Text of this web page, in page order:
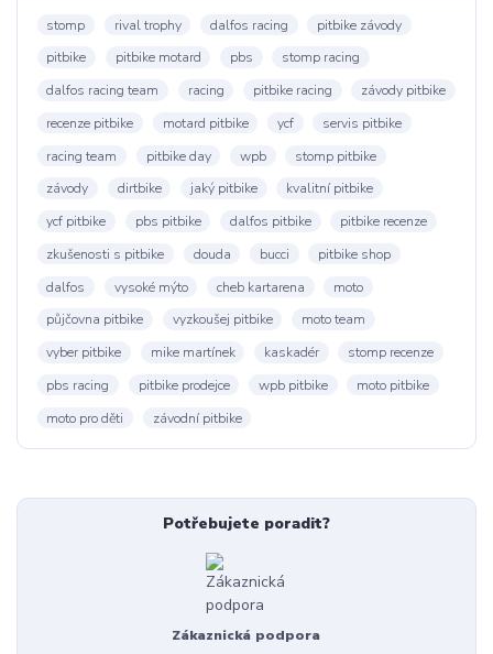
stomp rival trophy dalfos racing
pitbike závody
pitbike
pitbike motard pbs
stomp racing
dalfos racing team
racing pitbike racing
závody pitbike
recenze pitbike
motard pitbike ycf
servis pitbike
racing team
pitbike day wpb
stomp pitbike
závody
dirtbike jaký pitbike
kvalitní pitbike
ycf pitbike
pbs pitbike dalfos pitbike
pitbike recenze
zkušenosti s pitbike
douda bucci
pitbike shop
dalfos
vysoké mýto cheb kartarena
moto
půjčovna pitbike
vyzkoušej pitbike
moto team
vyber pitbike
mike martínek kaskadér
stomp recenze
pbs racing
pitbike prodejce wpb pitbike
moto pitbike
moto pro děti
závodní pitbike
Potřebujete poradit?
Zákaznická podpora